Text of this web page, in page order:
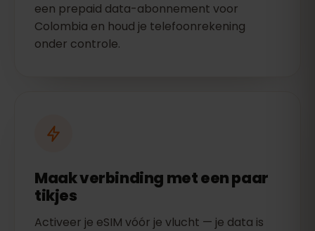
een prepaid data-abonnement voor
Colombia en houd je telefoonrekening
onder controle.
Maak verbinding met een paar
tikjes
Activeer je eSIM vóór je vlucht — je data is